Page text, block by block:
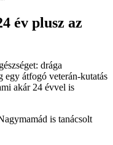
év plusz az
drága
egy átfogó veterán-kutatás
akár 24 évvel is
is tanácsolt